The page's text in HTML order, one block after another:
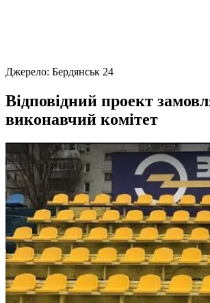
Джерело: Бердянськ 24
Відповідний проект
виконавчий комітет